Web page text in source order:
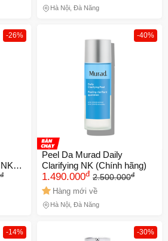
Hà Nội, Đà Nẵng
-26%
đ
-40%
Peel Da Murad Daily
Clarifying NK (Chính hãng)
1.490.000đ 2.500.000đ
Hàng mới về
Hà Nội, Đà Nẵng
-14% -30%